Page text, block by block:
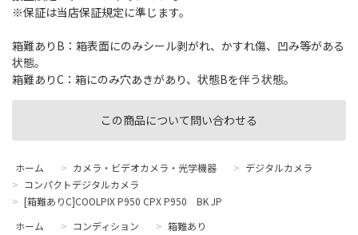
この商品について問い合わせる
※保証は当店保証規定に準じます。
箱難ありB：箱表面にのみシール剥がれ、かすれ傷、凹み等がある
状態。
箱難ありC：箱にのみ穴あきがあり、状態Bを伴う状態。
ホーム > カメラ・ビデオカメラ・光学機器 > デジタルカメラ
> コンパクトデジタルカメラ
> [箱難ありC]COOLPIX P950 CPX P950 BK JP
ホーム
> コンディション > 箱難あり